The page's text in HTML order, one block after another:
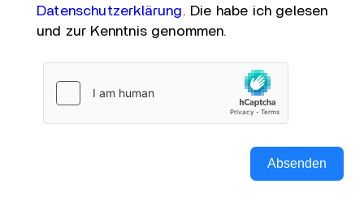
Datenschutzerklärung. Die habe ich gelesen
und zur Kenntnis genommen.
Absenden